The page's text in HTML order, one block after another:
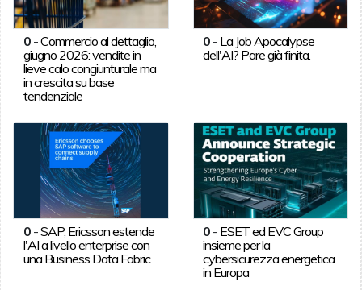
0-Commercio al dettaglio,
giugno 2026: vendite in
lieve calo congiunturale ma
in crescita su base
tendenziale
0 - La Job Apocalypse
dell'AI? Pare già finita.
0-SAP, Ericsson estende
l'AI a livello enterprise con
una Business Data Fabric
0 - ESET ed EVC Group
insieme per la
cybersicurezza energetica
in Europa